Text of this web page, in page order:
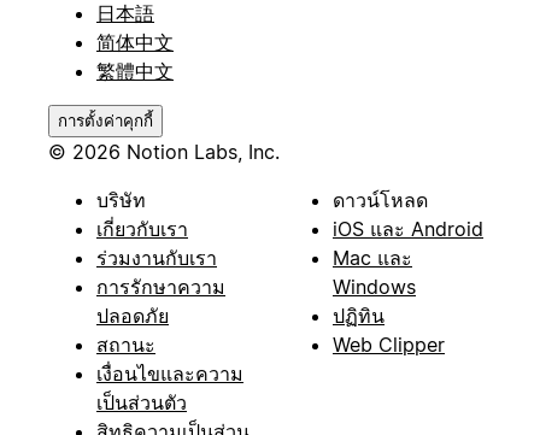
日本語
简体中文
繁體中文
การตั้งค่าคุกกี้
© 2026 Notion Labs, Inc.
บริษัท
เกี่ยวกับเรา
ร่วมงานกับเรา
การรักษาความ
ปลอดภัย
สถานะ
เงื่อนไขและความ
เป็นส่วนตัว
ดาวน์โหลด
iOS และ Android
Mac และ
Windows
ปฏิทิน
Web Clipper